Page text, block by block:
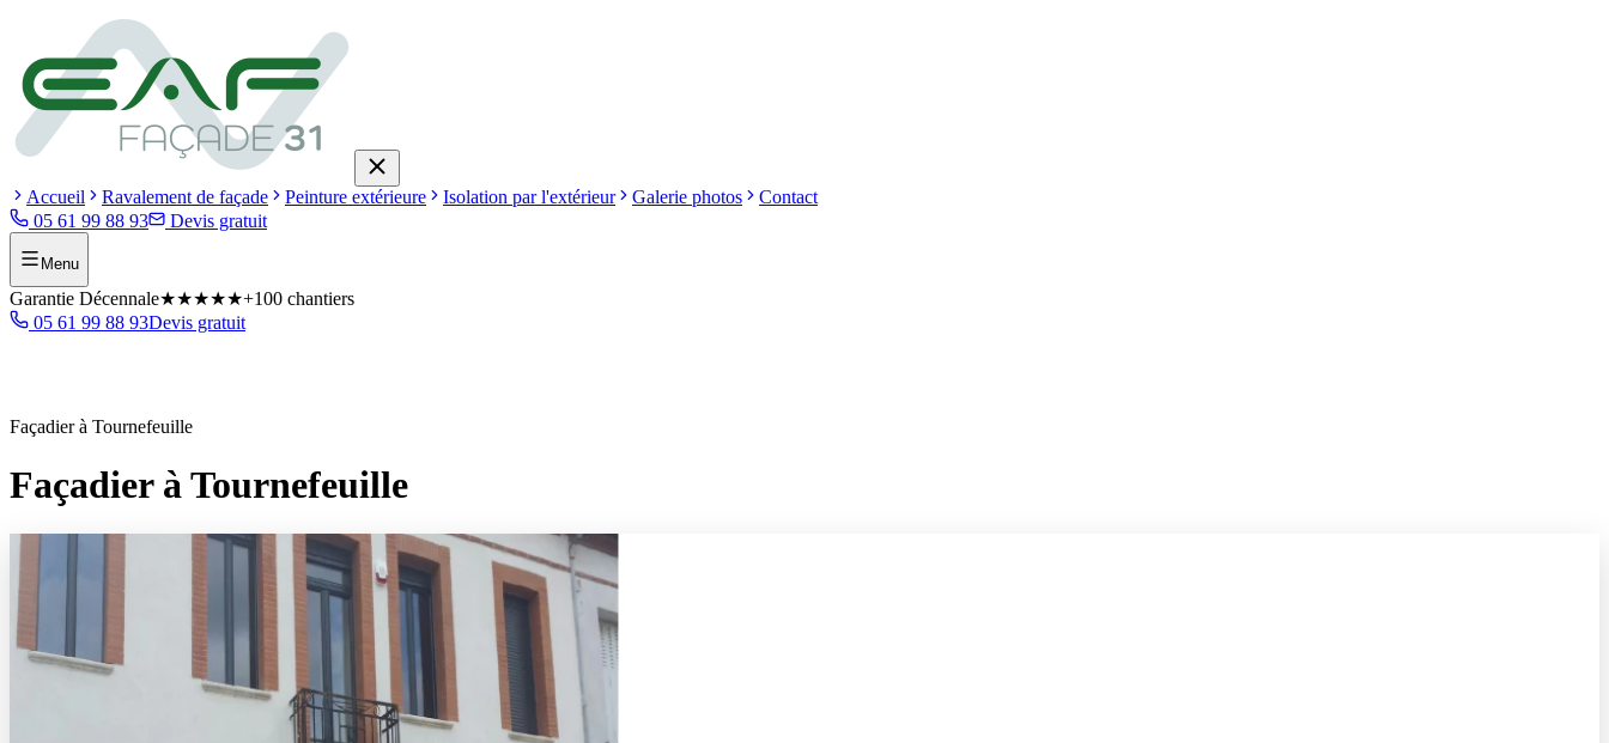
Accueil Ravalement de façade Peinture extérieure Isolation par l'extérieur Galerie photos
Contact
05 61 99 88 93
Devis gratuit
Menu
Garantie Décennale★★★★★+100 chantiers
05 61 99 88 93Devis gratuit
Façadier à Tournefeuille
Façadier à Tournefeuille